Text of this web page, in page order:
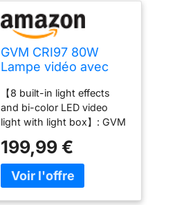
GVM CRI97 80W
Lampe vidéo avec
lumière,contrôle de
l'application 2700K-
7500K LED Studio
Éclairage pour la
Photographie,lumière
Photo Bi-Color avec
8 Effets de Lampe
pour vidéo Youtube
【8 built-in light effects
and bi-color LED video
light with light box】: GVM
adpot the COB lamp
CRI97+ pearl, dimmable
color temperature ranging
199,99 €